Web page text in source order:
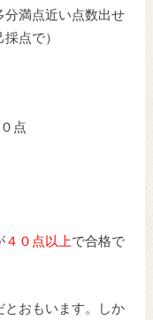
分満点近い点数出せ
点で）
点
４０点以上 で合格で
とおもいます。しか